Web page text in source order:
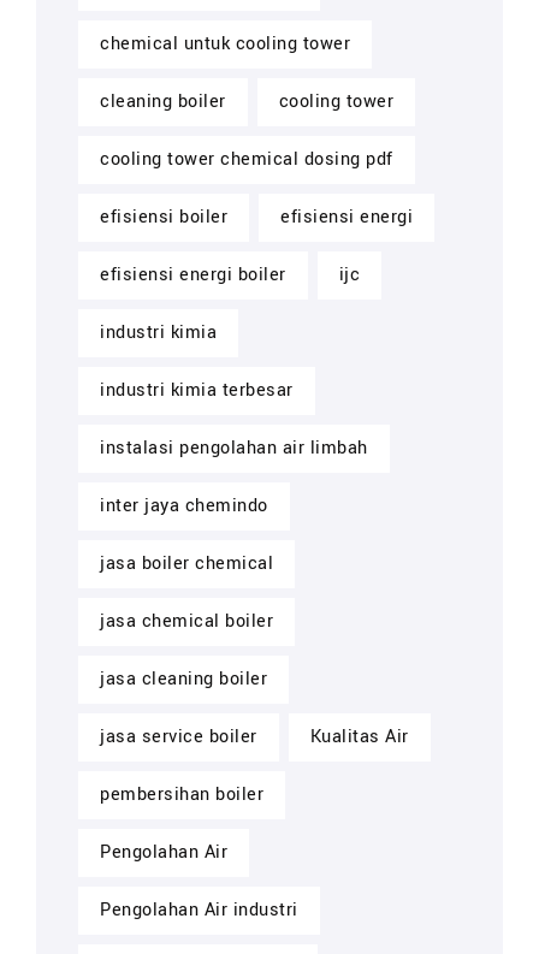
chemical untuk cooling tower
cleaning boiler cooling tower
cooling tower chemical dosing pdf
efisiensi boiler efisiensi energi
efisiensi energi boiler ijc
industri kimia
industri kimia terbesar
instalasi pengolahan air limbah
inter jaya chemindo
jasa boiler chemical
jasa chemical boiler
jasa cleaning boiler
jasa service boiler Kualitas Air
pembersihan boiler
Pengolahan Air
Pengolahan Air industri